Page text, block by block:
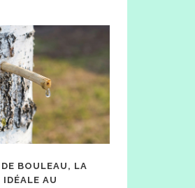
DE BOULEAU, LA
IDÉALE AU